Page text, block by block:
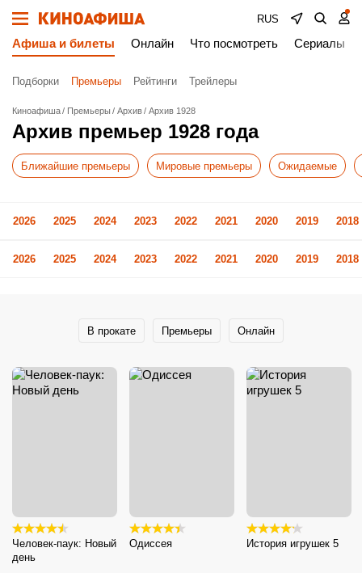
RUS
Афиша и билеты Онлайн Что посмотреть Сериалы
Подборки Премьеры Рейтинги Трейлеры
Киноафиша Премьеры Архив Архив 1928
Архив премьер 1928 года
Ближайшие премьеры Мировые премьеры Ожидаемые
2026 2025 2024 2023 2022 2021 2020 2019 2018
2026 2025 2024 2023 2022 2021 2020 2019 2018
В прокате Премьеры Онлайн
Человек-паук: Новый
день
Одиссея История игрушек 5